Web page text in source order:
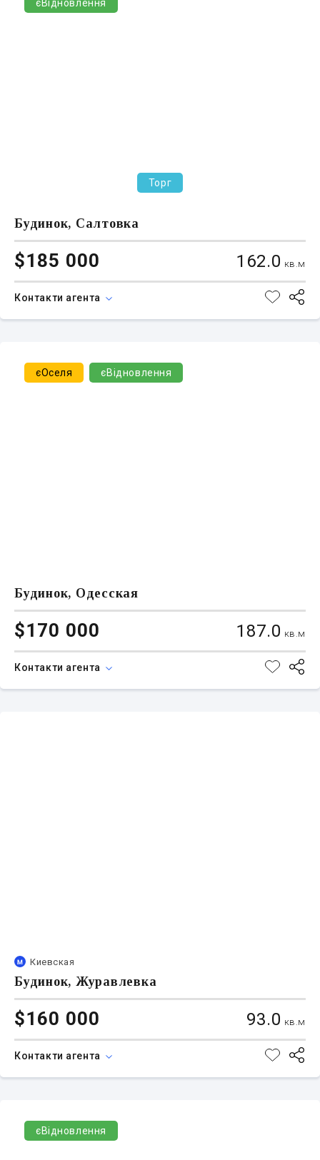
єВідновлення
Торг
Будинок, Салтовка
$185 000 162.0 кв.м
Контакти агента
єОселя єВідновлення
Будинок, Одесская
$170 000 187.0 кв.м
Контакти агента
Киевская
Будинок, Журавлевка
$160 000 93.0 кв.м
Контакти агента
єВідновлення